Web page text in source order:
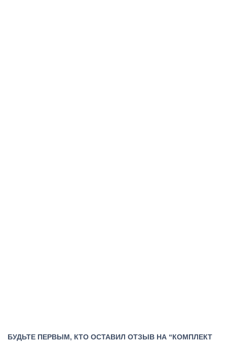
БУДЬТЕ ПЕРВЫМ, КТО ОСТАВИЛ ОТЗЫВ НА “КОМПЛЕКТ